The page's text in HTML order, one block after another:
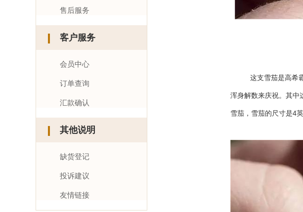
售后服务
客户服务
会员中心
订单查询
汇款确认
其他说明
缺货登记
投诉建议
友情链接
这支雪茄是高希
浑身解数来庆祝。其中
雪茄，雪茄的尺寸是4